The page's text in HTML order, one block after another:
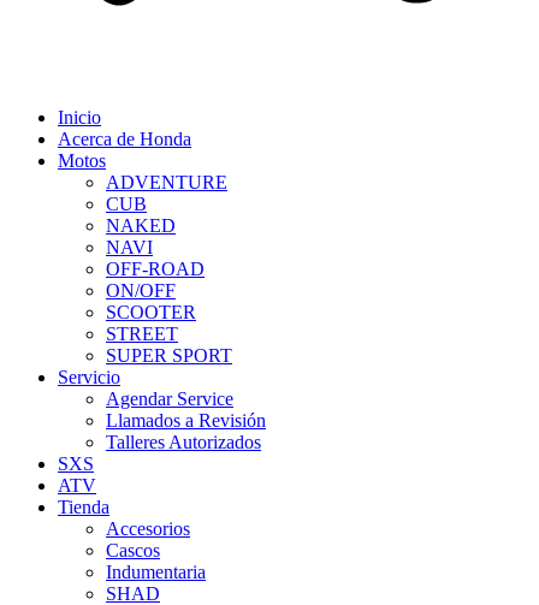
Inicio
Acerca de Honda
Motos
ADVENTURE
CUB
NAKED
NAVI
OFF-ROAD
ON/OFF
SCOOTER
STREET
SUPER SPORT
Servicio
Agendar Service
Llamados a Revisión
Talleres Autorizados
SXS
ATV
Tienda
Accesorios
Cascos
Indumentaria
SHAD